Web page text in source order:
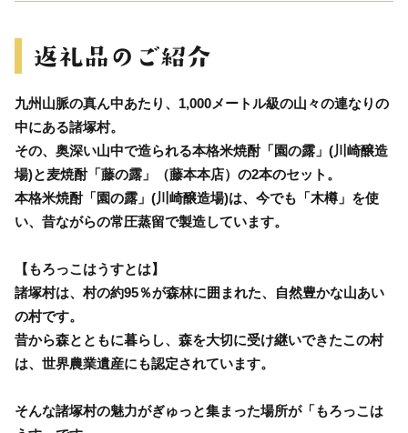
九州山脈の真ん中あたり、1,000メートル級の山々の連なりの
中にある諸塚村。
その、奥深い山中で造られる本格米焼酎「園の露」(川崎醸造
場)と麦焼酎「藤の露」（藤本本店）の2本のセット。
本格米焼酎「園の露」(川崎醸造場)は、今でも「木樽」を使
い、昔ながらの常圧蒸留で製造しています。
【もろっこはうすとは】
諸塚村は、村の約95％が森林に囲まれた、自然豊かな山あい
の村です。
昔から森とともに暮らし、森を大切に受け継いできたこの村
は、世界農業遺産にも認定されています。
そんな諸塚村の魅力がぎゅっと集まった場所が「もろっこは